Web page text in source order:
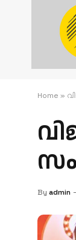
Home »
By admin